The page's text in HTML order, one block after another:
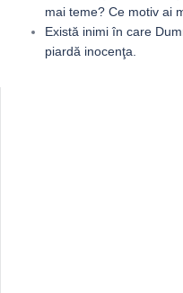
mai teme? Ce motiv ai
Există inimi în care
piardă inocenţa.